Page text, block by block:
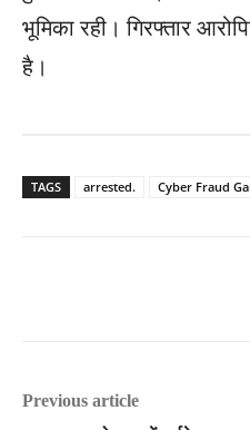
भूमिका रही। गिरफ्तार
है।
TAGS arrested. Cyber ​​Fraud
Previous article